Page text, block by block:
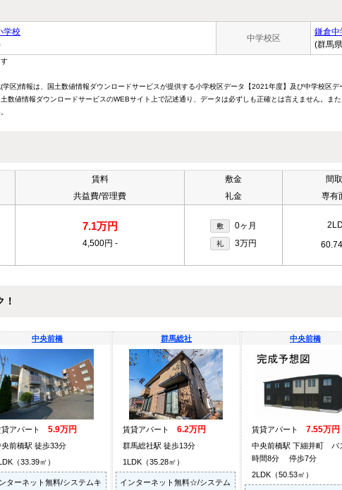
学校
中学校区
鎌倉中
(群馬
区)情報は、国土数値情報ダウンロードサービスが提供する小学校区データ【2021年度】及び中学校区
数値情報ダウンロードサービスのWEBサイト上で記述通り、データは必ずしも正確とは言えません。ま
賃料
共益費/管理費
敷金
礼金
間
専有
7.1万円
4,500円 -
敷 0ヶ月
礼 3万円
中央前橋
貸アパート 5.9万円
央前橋駅 徒歩33分
（33.39㎡）
ターネット無料/システムキ
群馬総社
賃貸アパート 6.2万円
群馬総社駅 徒歩13分
1LDK（35.28㎡）
インターネット無料☆/システム
中央前橋
賃貸アパート 7.55万円
中央前橋駅 下細井町 バ
時間8分 停歩7分
2LDK（50.53㎡）